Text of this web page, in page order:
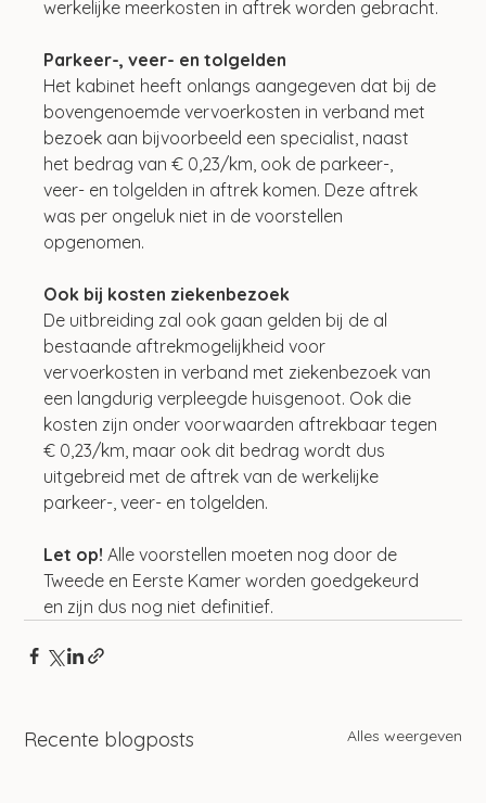
werkelijke meerkosten in aftrek worden gebracht.
Parkeer-, veer- en tolgelden
Het kabinet heeft onlangs aangegeven dat bij de
bovengenoemde vervoerkosten in verband met
bezoek aan bijvoorbeeld een specialist, naast
het bedrag van € 0,23/km, ook de parkeer-,
veer- en tolgelden in aftrek komen. Deze aftrek
was per ongeluk niet in de voorstellen
opgenomen.
Ook bij kosten ziekenbezoek
De uitbreiding zal ook gaan gelden bij de al
bestaande aftrekmogelijkheid voor
vervoerkosten in verband met ziekenbezoek van
een langdurig verpleegde huisgenoot. Ook die
kosten zijn onder voorwaarden aftrekbaar tegen
€ 0,23/km, maar ook dit bedrag wordt dus
uitgebreid met de aftrek van de werkelijke
parkeer-, veer- en tolgelden.
Let op! Alle voorstellen moeten nog door de
Tweede en Eerste Kamer worden goedgekeurd
en zijn dus nog niet definitief.
Recente blogposts Alles weergeven